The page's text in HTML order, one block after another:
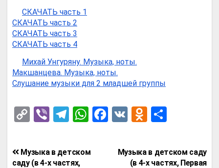
СКАЧАТЬ часть 1
СКАЧАТЬ часть 2
СКАЧАТЬ часть 3
СКАЧАТЬ часть 4
Михай Унгуряну. Музыка, ноты.
Макшанцева. Музыка, ноты.
Слушание музыки для 2 младшей группы
C
py
Li
Vi
er
T
e
gr
W
at
F
ce
V
O
n
o
п
р
Навигация
по
Музыка в детском саду
(в 4-х частях, Первая
Музыка в детском
саду (в 4-х частях,